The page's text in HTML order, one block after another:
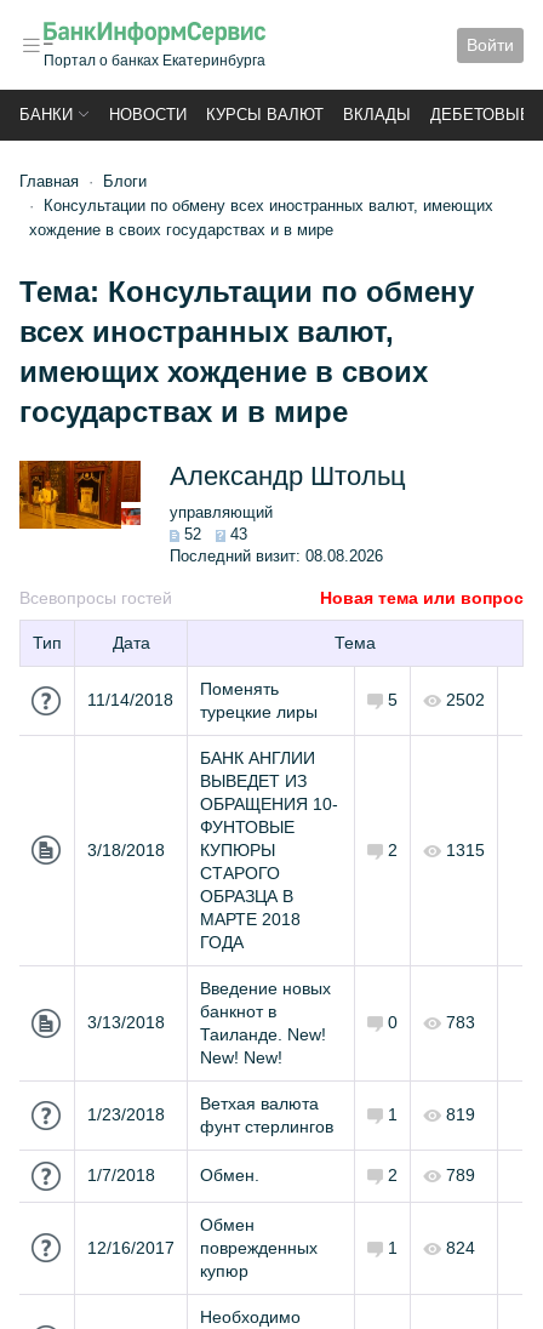
Портал о банках Екатеринбурга
Войти
БАНКИ НОВОСТИ КУРСЫ ВАЛЮТ ВКЛАДЫ ДЕБЕТОВЫЕ
Главная
Блоги
Консультации по обмену всех иностранных валют, имеющих
хождение в своих государствах и в мире
Тема: Консультации по обмену
всех иностранных валют,
имеющих хождение в своих
государствах и в мире
Александр Штольц
управляющий
52
43
Последний визит: 08.08.2026
Всевопросы гостей Новая тема или вопрос
Тип Дата Тема
11/14/2018
Поменять
турецкие лиры
5 2502
3/18/2018
БАНК АНГЛИИ
ВЫВЕДЕТ ИЗ
ОБРАЩЕНИЯ 10-
ФУНТОВЫЕ
КУПЮРЫ
СТАРОГО
ОБРАЗЦА В
МАРТЕ 2018
ГОДА
2 1315
3/13/2018
Введение новых
банкнот в
Таиланде. New!
New! New!
0 783
1/23/2018
Ветхая валюта
фунт стерлингов
1 819
1/7/2018 Обмен. 2 789
12/16/2017
Обмен
поврежденных
купюр
1 824
Необходимо